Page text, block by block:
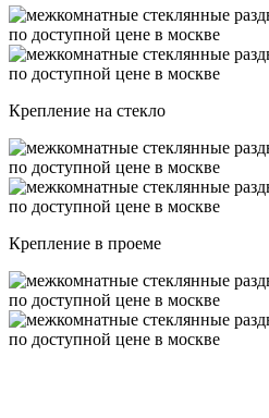
Крепление на стекло
Крепление в проеме